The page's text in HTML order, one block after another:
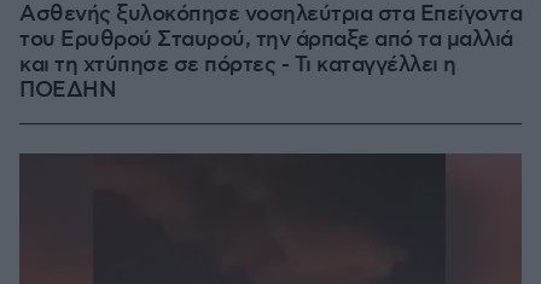
Ασθενής ξυλοκόπησε νοσηλεύτρια στα Επείγοντα
του Ερυθρού Σταυρού, την άρπαξε από τα μαλλιά
και τη χτύπησε σε πόρτες - Τι καταγγέλλει η
ΠΟΕΔΗΝ